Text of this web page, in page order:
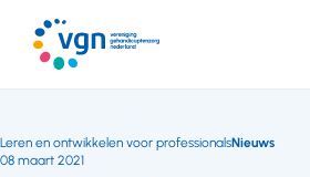
naar
hoofdinhoud
Leren en ontwikkelen voor professionalsNieuws
08 maart 2021